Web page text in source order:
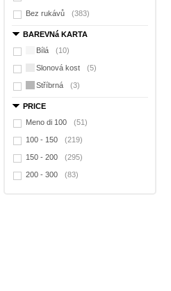
Bez rukávů (383)
BAREVNá KARTA
Bílá
(10)
Slonová kost (5)
Stříbrná (3)
PRICE
Meno di 100
(51)
100 - 150 (219)
150 - 200 (295)
200 - 300 (83)